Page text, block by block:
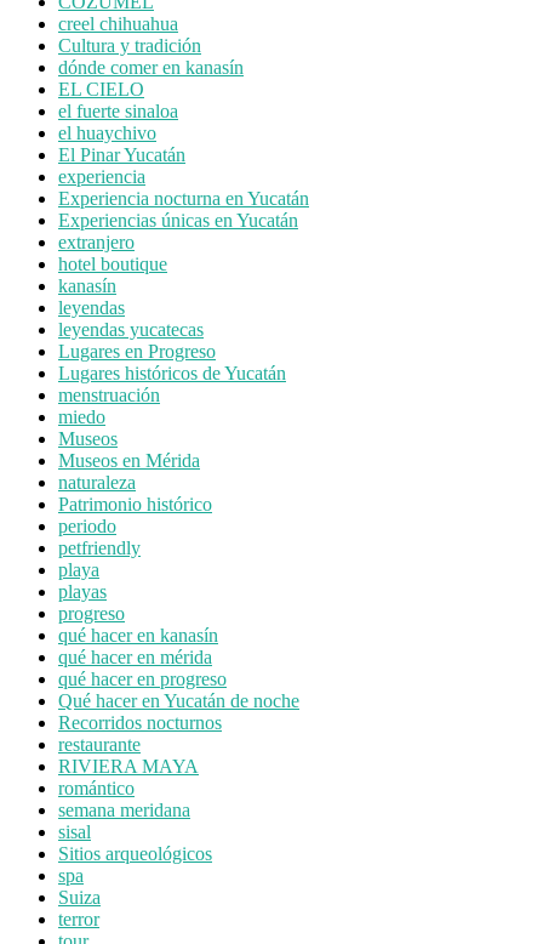
creel chihuahua
Cultura y tradición
dónde comer en kanasín
EL CIELO
el fuerte sinaloa
el huaychivo
El Pinar Yucatán
experiencia
Experiencia nocturna en Yucatán
Experiencias únicas en Yucatán
extranjero
hotel boutique
kanasín
leyendas
leyendas yucatecas
Lugares en Progreso
Lugares históricos de Yucatán
menstruación
miedo
Museos
Museos en Mérida
naturaleza
Patrimonio histórico
periodo
petfriendly
playa
playas
progreso
qué hacer en kanasín
qué hacer en mérida
qué hacer en progreso
Qué hacer en Yucatán de noche
Recorridos nocturnos
restaurante
RIVIERA MAYA
romántico
semana meridana
sisal
Sitios arqueológicos
spa
Suiza
terror